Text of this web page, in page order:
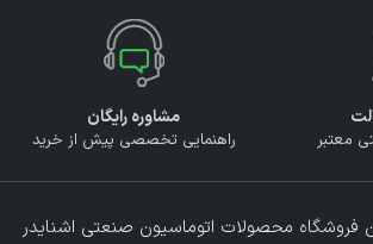
معتبر
مشاوره رایگان
راهنمایی تخصصی پیش از خرید
فروشگاه محصولات اتوماسیون صنعتی اشنایدر